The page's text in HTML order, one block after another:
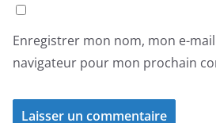
Enregistrer mon nom, mon e-
navigateur pour mon prochain